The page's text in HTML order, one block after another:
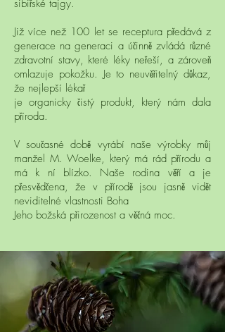
sibiřské tajgy.
Již více než 100 let se receptura předává z
generace na generaci a účinně zvládá různé
zdravotní stavy, které léky neřeší, a zároveň
omlazuje pokožku. Je to neuvěřitelný důkaz,
že nejlepší lékař
je organicky čistý produkt, který nám dala
příroda.
V současné době vyrábí naše výrobky můj
manžel M. Woelke, který má rád přírodu a
má k ní blízko. Naše rodina věří a je
přesvědčena, že v přírodě jsou jasně vidět
neviditelné vlastnosti Boha
Jeho božská přirozenost a věčná moc.